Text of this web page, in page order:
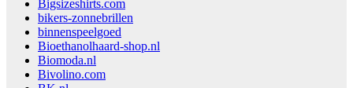
Bigsizeshirts.com
bikers-zonnebrillen
binnenspeelgoed
Bioethanolhaard-shop.nl
Biomoda.nl
Bivolino.com